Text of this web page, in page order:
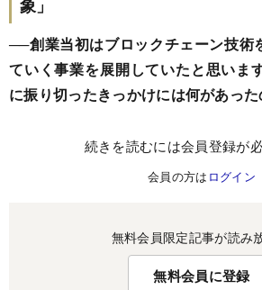
象」
──創業当初はブロックチェーン技術
ていく事業を展開していたと思いま
に振り切ったきっかけには何があった
続きを読むには会員登録が必
会員の方は ログイン
無料会員限定記事が読み
無料会員に登録